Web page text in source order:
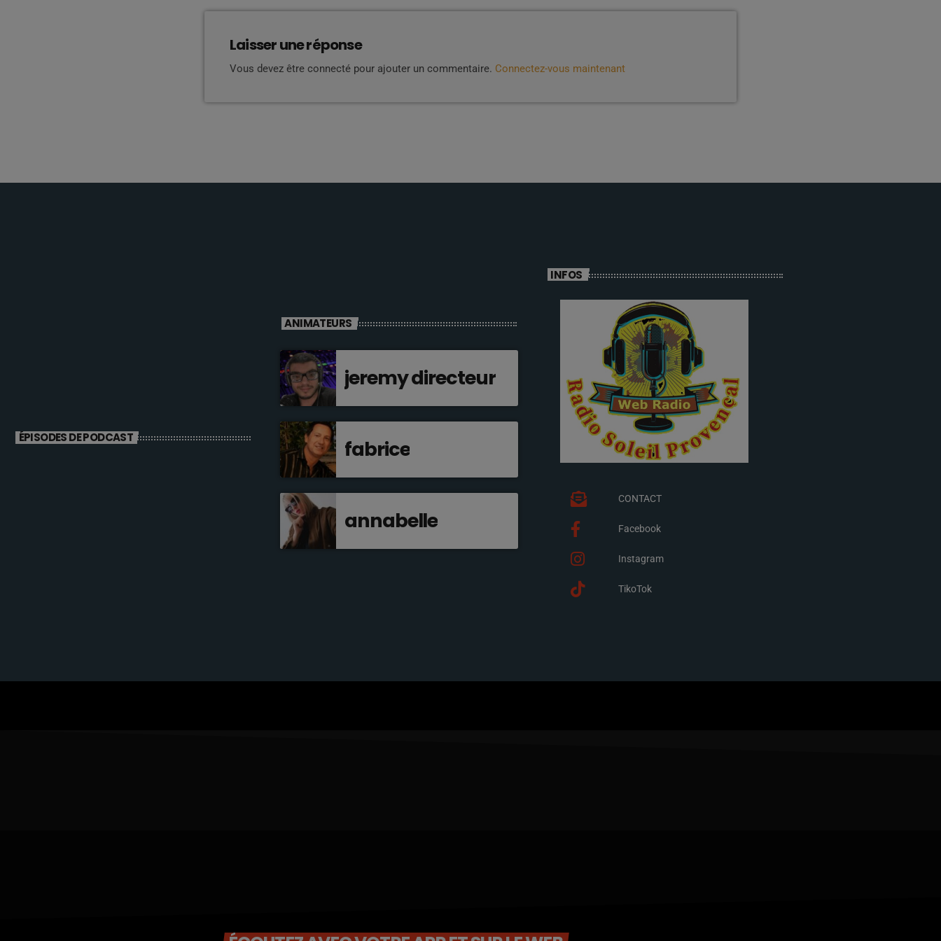
Laisser une réponse
Vous devez être connecté pour ajouter un commentaire. Connectez-vous maintenant
ÉPISODES DE PODCAST
ANIMATEURS
jeremy directeur
fabrice
annabelle
INFOS
CONTACT
Facebook
Instagram
TikoTok